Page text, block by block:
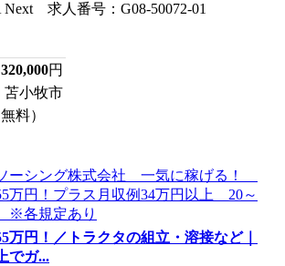
求人番号：G08-50072-01
320,000円
苫小牧市
料）
万円！／トラクタの組立・溶接など｜
でガ...